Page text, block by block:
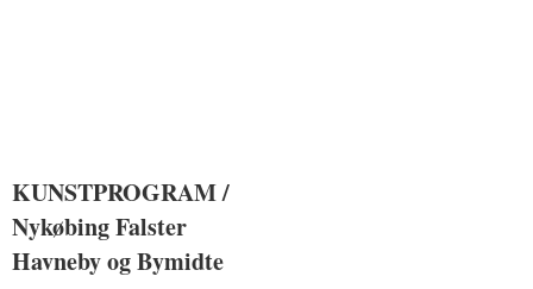
KUNSTPROGRAM /
Nykøbing Falster
Havneby og Bymidte
KUNSTPROGRAM /
Nykøbing Falster
Havneby og Bymidte